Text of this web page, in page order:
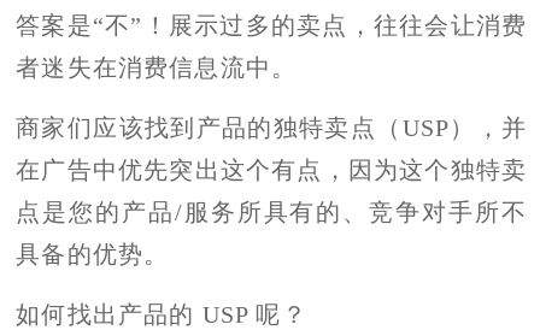
答案是“不”！展示过多的卖点，往往会让消费
者迷失在消费信息流中。
商家们应该找到产品的独特卖点（USP），并
在广告中优先突出这个有点，因为这个独特卖
点是您的产品/服务所具有的、竞争对手所不
具备的优势。
如何找出产品的 USP 呢？